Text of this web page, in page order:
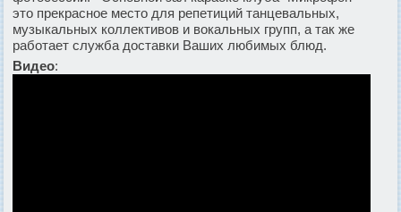
это прекрасное место для репетиций танцевальных,
музыкальных коллективов и вокальных групп, а так же
работает служба доставки Ваших любимых блюд.
Видео: